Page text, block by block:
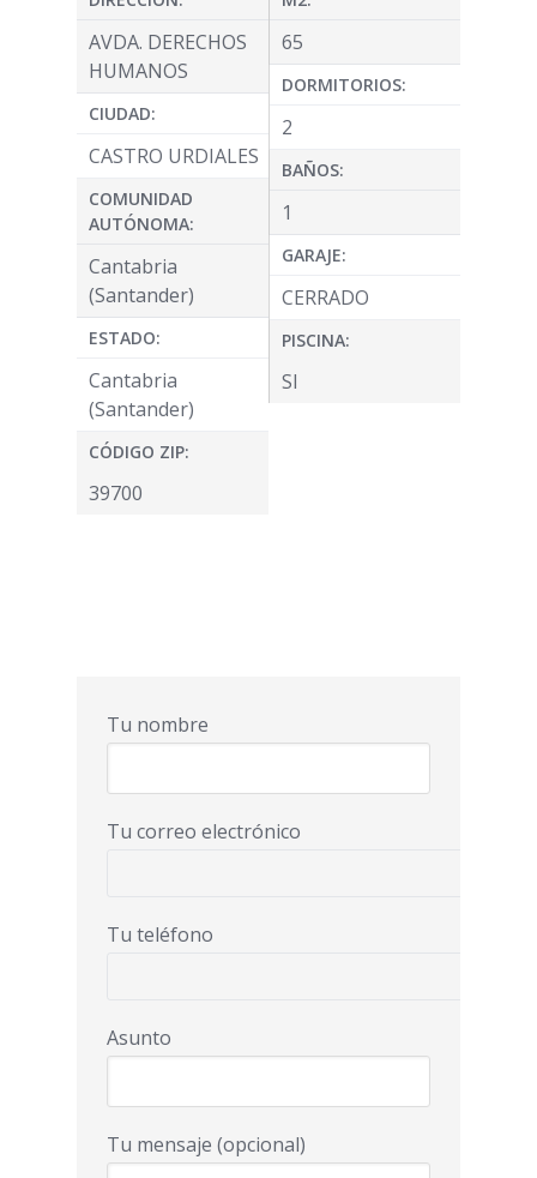
AVDA. DERECHOS
HUMANOS
CIUDAD:
CASTRO URDIALES
COMUNIDAD
AUTÓNOMA:
Cantabria
(Santander)
ESTADO:
Cantabria
(Santander)
CÓDIGO ZIP:
39700
65
DORMITORIOS:
2
BAÑOS:
1
GARAJE:
CERRADO
PISCINA:
SI
Tu nombre
Tu correo electrónico
Tu teléfono
Asunto
Tu mensaje (opcional)